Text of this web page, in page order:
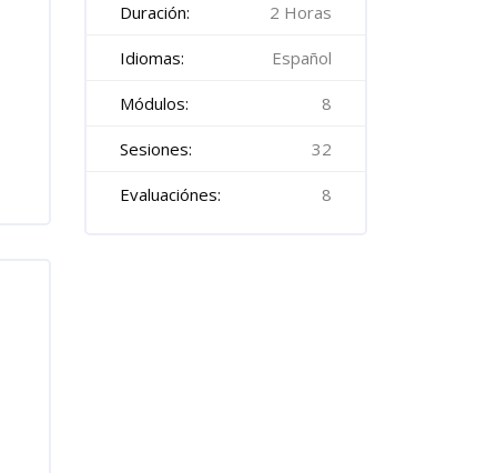
Duración: 2 Horas
Idiomas: Español
Módulos: 8
Sesiones: 32
Evaluaciónes: 8